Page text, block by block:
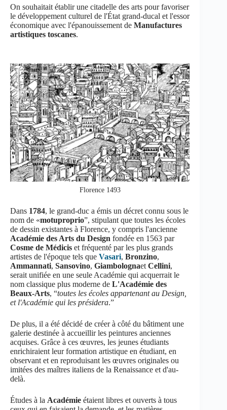
On souhaitait établir une citadelle des arts pour favoriser
le développement culturel de l'État grand-ducal et l'essor
économique avec l'épanouissement de Manufactures
artistiques toscanes.
Florence 1493
Dans 1784, le grand-duc a émis un décret connu sous le
nom de «motuproprio”, stipulant que toutes les écoles
de dessin existantes à Florence, y compris l'ancienne
Académie des Arts du Design fondée en 1563 par
Cosme de Médicis et fréquenté par les plus grands
artistes de l'époque tels que Vasari, Bronzino,
Ammannati, Sansovino, Giambolognaet Cellini,
serait unifiée en une seule Académie qui acquerrait le
nom classique plus moderne de L'Académie des
Beaux-Arts, “toutes les écoles appartenant au Design,
et l'Académie qui les présidera.”
De plus, il a été décidé de créer à côté du bâtiment une
galerie destinée à accueillir les peintures anciennes
acquises. Grâce à ces œuvres, les jeunes étudiants
enrichiraient leur formation artistique en étudiant, en
observant et en reproduisant les œuvres originales ou
imitées des maîtres italiens de la Renaissance et d'au-
delà.
Études à la Académie étaient libres et ouverts à tous